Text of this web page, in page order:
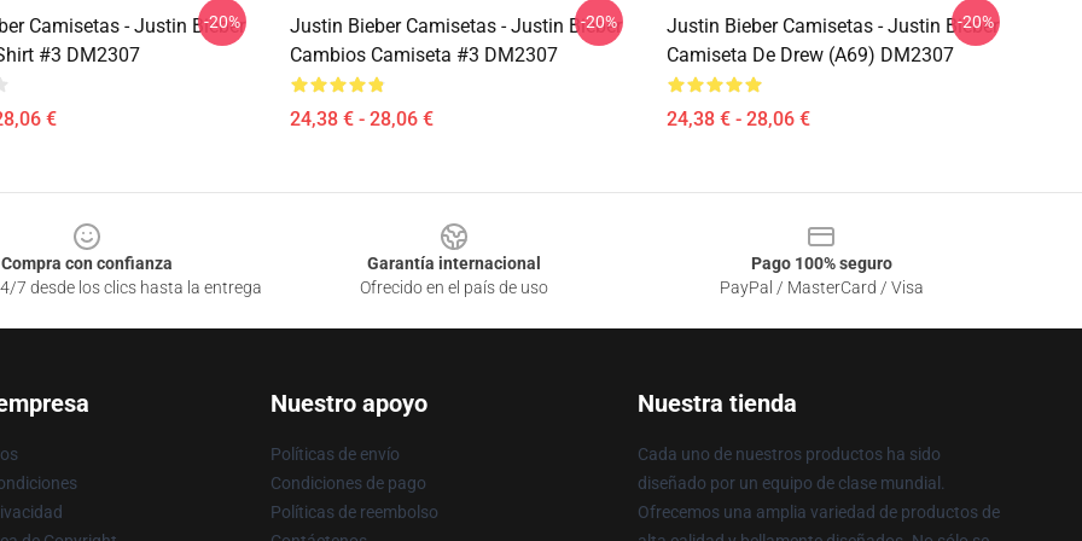
Camisetas - Justin Bieber
#3 DM2307
€
-20%
Justin Bieber Camisetas - Justin Bieber
Cambios Camiseta #3 DM2307
24,38 € - 28,06 €
-20%
Justin Bieber Camisetas - Justin Bieber
Camiseta De Drew (A69) DM2307
24,38 € - 28,06 €
-20%
Compra con confianza
7 desde los clics hasta la entrega
Garantía internacional
Ofrecido en el país de uso
Pago 100% seguro
PayPal / MasterCard / Visa
Nuestro apoyo
Políticas de envío
Condiciones de pago
Políticas de reembolso
Nuestra tienda
Cada uno de nuestros productos ha sido
diseñado por un equipo de clase mundial.
Ofrecemos una amplia variedad de productos de